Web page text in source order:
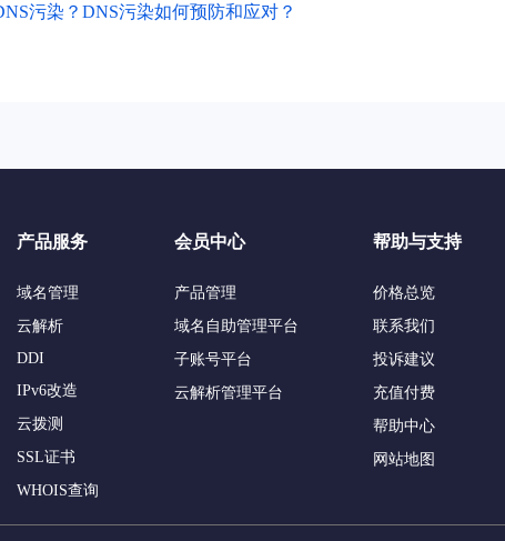
污染？DNS污染如何预防和应对？
产品服务
域名管理
云解析
DDI
IPv6改造
云拨测
SSL证书
WHOIS查询
会员中心
产品管理
域名自助管理平台
子账号平台
云解析管理平台
帮助与支持
价格总览
联系我们
投诉建议
充值付费
帮助中心
网站地图